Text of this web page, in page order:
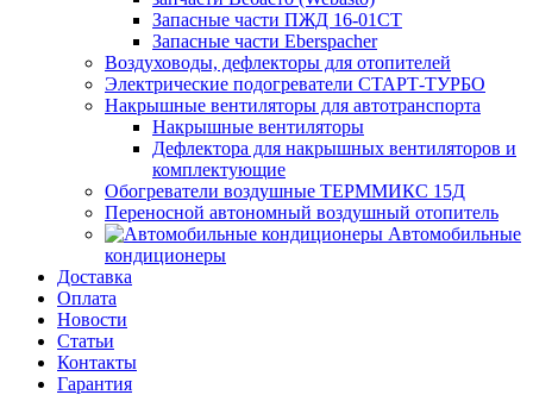
Запасные части ПЖД 16-01СТ
Запасные части Eberspacher
Воздуховоды, дефлекторы для отопителей
Электрические подогреватели СТАРТ-ТУРБО
Накрышные вентиляторы для автотранспорта
Накрышные вентиляторы
Дефлектора для накрышных вентиляторов и
комплектующие
Обогреватели воздушные ТЕРММИКС 15Д
Переносной автономный воздушный отопитель
Автомобильные
кондиционеры
Доставка
Оплата
Новости
Статьи
Контакты
Гарантия